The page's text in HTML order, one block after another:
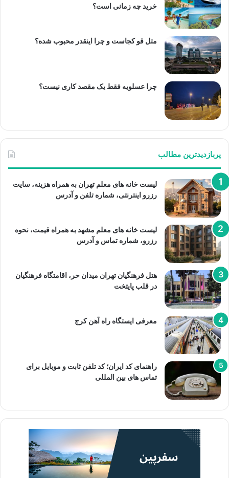
خرید چه زمانی است؟
متل قو کجاست و چرا اینقدر محبوب شده؟
چرا عسلویه فقط یک مقصد کاری نیست؟
پربازدیدترین مطالب
لیست خانه های معلم تهران به همراه هزینه، سایت
رزرو اینترنتی، شماره تلفن و آدرس
لیست خانه های معلم مشهد به همراه قیمت، نحوه
رزرو، شماره تماس و آدرس
هتل فرهنگیان تهران میدان حر، اقامتگاه فرهنگیان
در قلب پایتخت
معرفی ایستگاه راه آهن کرج
راهنمای کد ایران؛ کد تلفن ثابت و موبایل برای
تماس های بین المللی